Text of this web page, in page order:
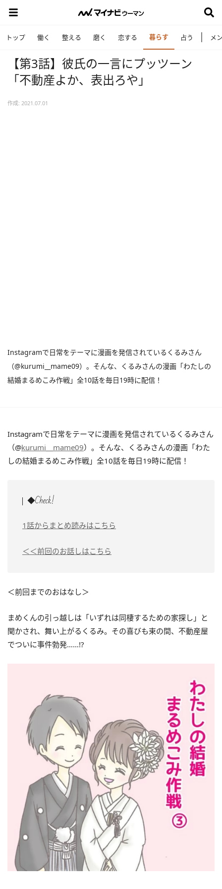
トップ 働く 整える 磨く 恋する 暮らす 占う メ
【第3話】彼氏の一言にプッツーン
「不動産よか、表出ろや」
作成: 2021.07.01
Instagramで日常をテーマに漫画を発信されているくるみさん
（@kurumi__mame09）。そんな、くるみさんの漫画「わたしの
結婚まるめこみ作戦」全10話を毎日19時に配信！
Instagramで日常をテーマに漫画を発信されているくるみさん
（@kurumi__mame09）。そんな、くるみさんの漫画「わた
しの結婚まるめこみ作戦」全10話を毎日19時に配信！
◆Check!
1話からまとめ読みはこちら
＜＜前回のお話しはこちら
＜前回までのおはなし＞
まめくんの引っ越しは「いずれは同棲するための家探し」と
聞かされ、舞い上がるくるみ。その喜びも束の間、不動産屋
でついに事件勃発……!?